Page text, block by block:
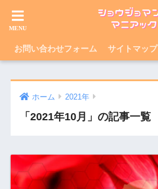
お問い合わせフォーム サイトマップ
ホーム 2021年
「2021年10月」の記事一覧